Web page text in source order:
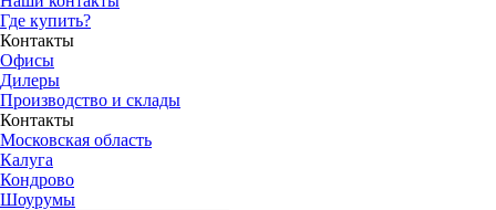
Где купить?
Контакты
Офисы
Дилеры
Производство и склады
Контакты
Московская область
Калуга
Кондрово
Шоурумы